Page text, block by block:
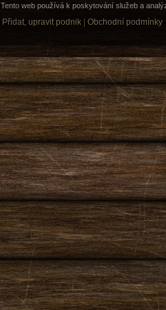
Tento web používá k poskytování služeb a
Přidat, upravit podnik Obchodní podmínky